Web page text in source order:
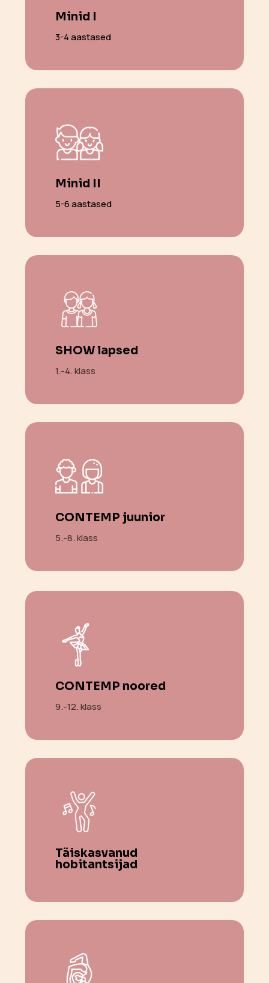
Minid I
3-4 aastased
Minid II
5-6 aastased
SHOW lapsed
1.-4. klass
CONTEMP juunior
5.-8. klass
CONTEMP noored
9.-12. klass
Täiskasvanud
hobitantsijad